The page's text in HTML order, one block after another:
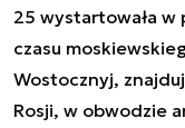
25 wystartowała w
czasu
Wostocznyj,
Rosji, w obwodzie